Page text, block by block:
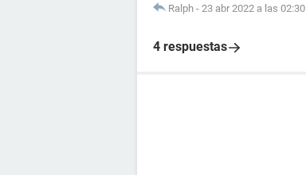
Ralph - 23 abr 2022 a las 02:30
4 respuestas